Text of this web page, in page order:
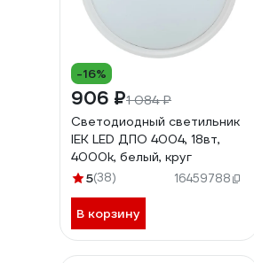
-16%
906 ₽1 084 ₽
Светодиодный светильник
IEK LED ДПО 4004, 18вт,
4000k, белый, круг
5(38) 16459788
В корзину